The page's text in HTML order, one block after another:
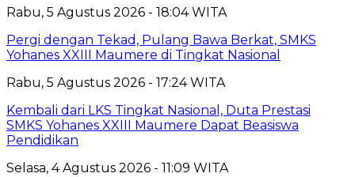
Rabu, 5 Agustus 2026 - 18:04 WITA
Pergi dengan Tekad, Pulang Bawa Berkat, SMKS
Yohanes XXIII Maumere di Tingkat Nasional
Rabu, 5 Agustus 2026 - 17:24 WITA
Kembali dari LKS Tingkat Nasional, Duta Prestasi
SMKS Yohanes XXIII Maumere Dapat Beasiswa
Pendidikan
Selasa, 4 Agustus 2026 - 11:09 WITA